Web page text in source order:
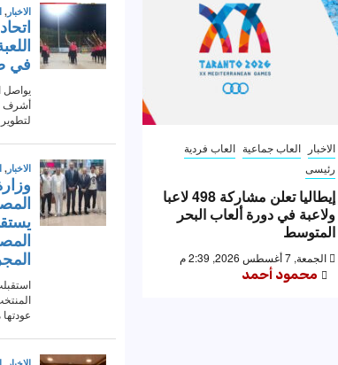
الاخبار العاب جماعية العاب فردية
رئيسى
إيطاليا تعلن مشاركة 498 لاعبا
ولاعبة في دورة ألعاب البحر
المتوسط
الجمعة, 7 أغسطس 2026, 2:39 م
محمود أحمد